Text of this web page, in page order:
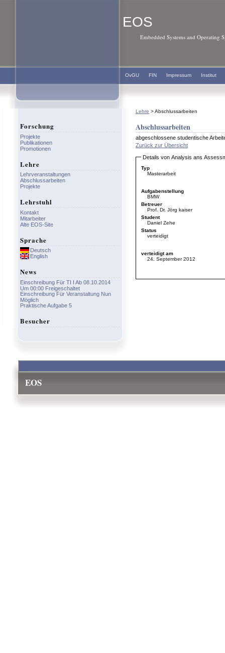
EOS
Embedded Systems and Operating
OvGU FIN Impressum Institut
Lehre > Abschlussarbeiten
Abschlussarbeiten
abgeschlossene studentische
Zurück zur Übersicht
Details von Analysis ans
Typ
Masterarbeit
Aufgabenstellung
BMW
Betreuer
Prof. Dr. Jörg kaiser
Student
Daniel Zehe
Status
verteidigt
verteidigt am
24. September 2012
Forschung
Projekte
Publikationen
Promotionen
Lehre
Lehrveranstaltungen
Abschlussarbeiten
Projekte
Lehrstuhl
Kontakt
Mitarbeiter
Alte EOS-Site
Sprache
Deutsch
English
News
Einschreibung Für TI I Ab 08.10.2014
Um 00:00 Freigeschaltet
Einschreibung Für Veranstaltung Nun
Möglich
Praktische Aufgabe 5
Besucher
EOS